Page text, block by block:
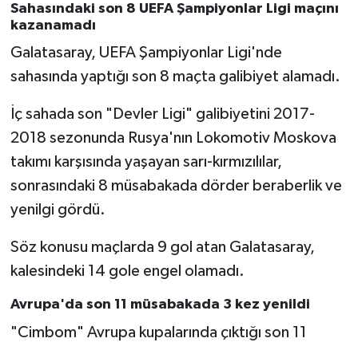
Sahasındaki son 8 UEFA Şampiyonlar Ligi maçını
kazanamadı
Galatasaray, UEFA Şampiyonlar Ligi'nde
sahasında yaptığı son 8 maçta galibiyet alamadı.
İç sahada son "Devler Ligi" galibiyetini 2017-
2018 sezonunda Rusya'nın Lokomotiv Moskova
takımı karşısında yaşayan sarı-kırmızılılar,
sonrasındaki 8 müsabakada dörder beraberlik ve
yenilgi gördü.
Söz konusu maçlarda 9 gol atan Galatasaray,
kalesindeki 14 gole engel olamadı.
Avrupa'da son 11 müsabakada 3 kez yenildi
"Cimbom" Avrupa kupalarında çıktığı son 11